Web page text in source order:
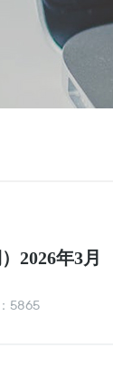
2026年3月
5865